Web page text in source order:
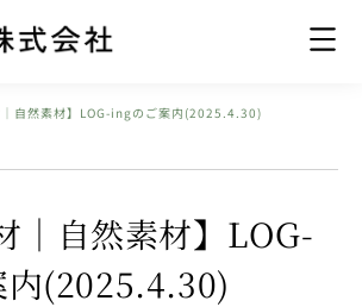
｜自然素材】LOG-ingのご案内(2025.4.30)
｜自然素材】LOG-
(2025.4.30)